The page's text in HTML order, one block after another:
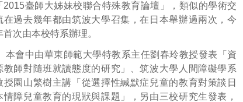
2015臺師大姊妹校聯合特殊教育論壇」，類似的學術交
在過去幾年都由筑波大學召集，在日本舉辦過兩次，今
首次由本校特系辦理。
本會中由華東師範大學特教系主任劉春玲教授發表「資
教師對隨班就讀態度的研究」、筑波大學人間障礙學系
授園山繁樹主講「從選擇性緘默症兒童的教育對策談日
情障兒童教育的現狀與課題」，另由三校研究生發表，